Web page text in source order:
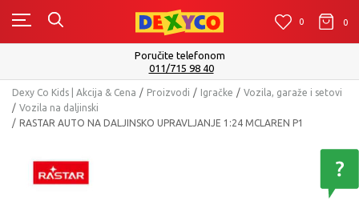
0 0 0
Poručite telefonom
011/715 98 40
Dexy Co Kids | Akcija & Cena Proizvodi Igračke
Vozila, garaže i setovi
Vozila na daljinski
RASTAR AUTO NA DALJINSKO UPRAVLJANJE 1:24 MCLAREN P1